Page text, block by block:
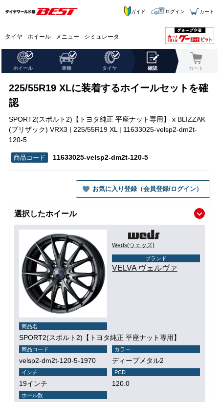
タイヤ ホイール メニュー シミュレータ
ガイド ログイン カート
ホイール 車種 タイヤ 確認 カート
225/55R19 XLに装着するホイールセットを確
認
SPORT2(スポルト2)【トヨタ純正 平座ナット専用】 x BLIZZAK
(ブリザック) VRX3 | 225/55R19 XL | 11633025-velsp2-dm2t-
120-5
11633025-velsp2-dm2t-120-5
お気に入り登録（会員登録/ログイン）
選択したホイール
Weds(ウェッズ)
ブランド
VELVA ヴェルヴァ
商品名
SPORT2(スポルト2)【トヨタ純正 平座ナット専用】
商品コード
velsp2-dm2t-120-5-1970
カラー
ディープメタル2
インチ
19インチ
PCD
120.0
ホール数